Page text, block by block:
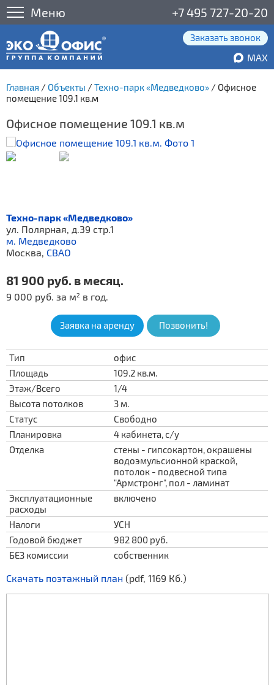
Меню +7 495 727-20-20
Заказать звонок
MAX
Главная / Объекты /Техно-парк «Медведково» / Офисное
помещение 109.1 кв.м
Офисное помещение 109.1 кв.м
Техно-парк «Медведково»
ул. Полярная, д.39 стр.1
м. Медведково
Москва, СВАО
81 900 руб. в месяц.
9 000 руб. за м2 в год.
Заявка на аренду Позвонить!
Тип
офис
Площадь
109.2 кв.м.
Этаж/Всего
1/4
Высота потолков
3 м.
Статус
Свободно
Планировка
4 кабинета, с/у
Отделка
стены - гипсокартон, окрашены
водоэмульсионной краской,
потолок - подвесной типа
"Армстронг", пол - ламинат
Эксплуатационные
расходы
включено
Налоги
УСН
Годовой бюджет
982 800 руб.
БЕЗ комиссии
собственник
Скачать поэтажный план (pdf, 1169 Кб.)